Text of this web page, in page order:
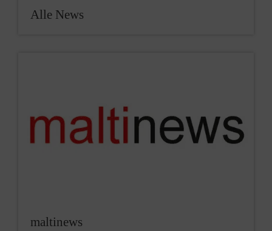
Alle News
maltinews